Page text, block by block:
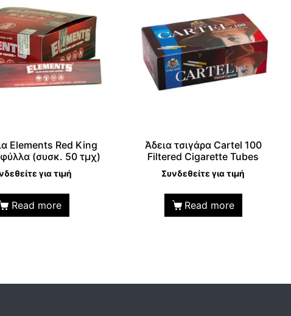
Elements Red King
(συσκ. 50 τμχ)
για τιμή
Read more
Άδεια τσιγάρα Cartel 100
Filtered Cigarette Tubes
Συνδεθείτε για τιμή
Read more